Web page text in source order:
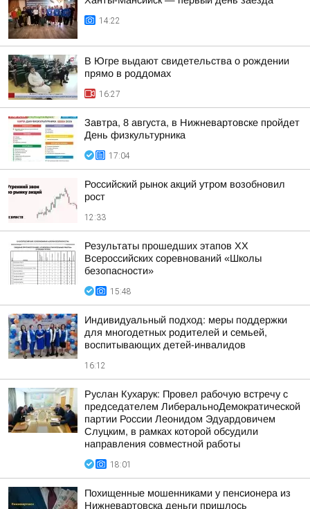
14:22
В Югре выдают свидетельства о рождении
прямо в роддомах
16:27
Завтра, 8 августа, в Нижневартовске пройдет
День физкультурника
17:04
Российский рынок акций утром возобновил
рост
12:33
Результаты прошедших этапов ХХ
Всероссийских соревнований «Школы
безопасности»
15:48
Индивидуальный подход: меры поддержки
для многодетных родителей и семьей,
воспитывающих детей-инвалидов
16:12
Руслан Кухарук: Провел рабочую встречу с
председателем ЛиберальноДемократической
партии России Леонидом Эдуардовичем
Слуцким, в рамках которой обсудили
направления совместной работы
18:01
Похищенные мошенниками у пенсионера из
Нижневартовска деньги пришлось